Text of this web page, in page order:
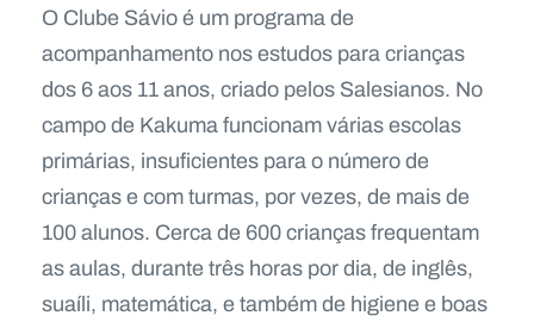
O Clube Sávio é um programa de
acompanhamento nos estudos para crianças
dos 6 aos 11 anos, criado pelos Salesianos. No
campo de Kakuma funcionam várias escolas
primárias, insuficientes para o número de
crianças e com turmas, por vezes, de mais de
100 alunos. Cerca de 600 crianças frequentam
as aulas, durante três horas por dia, de inglês,
suaíli, matemática, e também de higiene e boas